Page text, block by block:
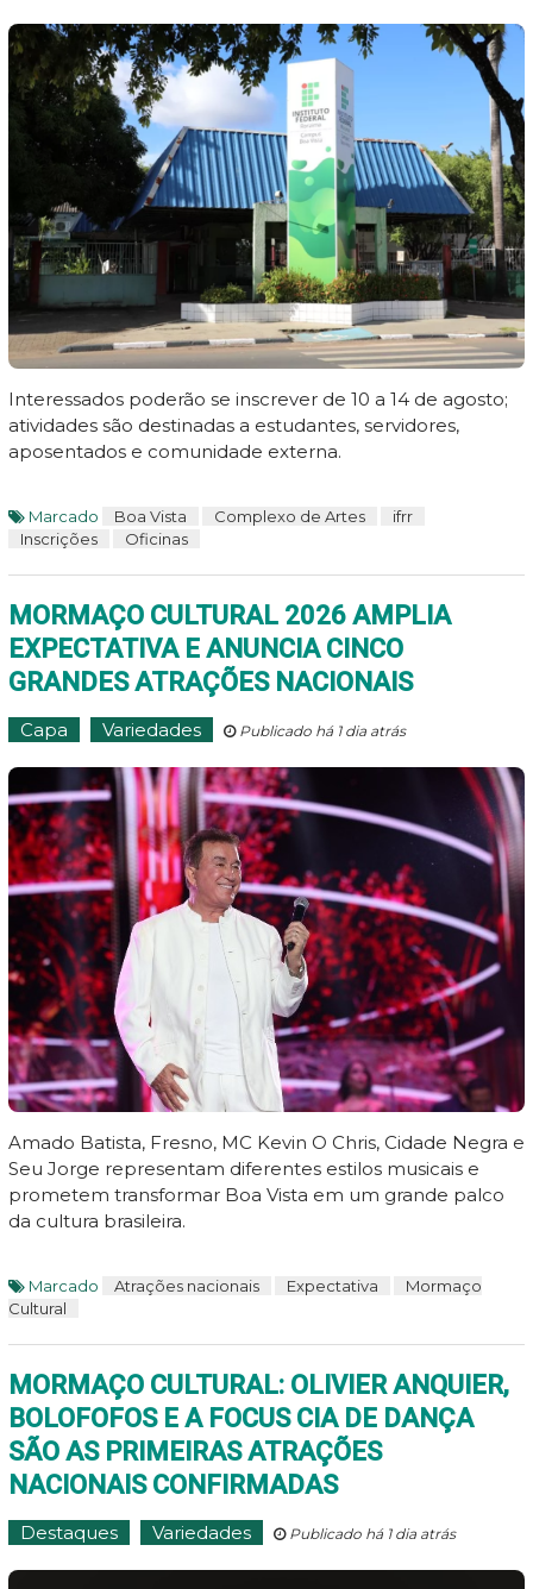
Interessados poderão se inscrever de 10 a 14 de agosto;
atividades são destinadas a estudantes, servidores,
aposentados e comunidade externa.
Marcado Boa Vista Complexo de Artes
ifrr
Inscrições
Oficinas
MORMAÇO CULTURAL 2026 AMPLIA
EXPECTATIVA E ANUNCIA CINCO
GRANDES ATRAÇÕES NACIONAIS
Capa Variedades Publicado há 1 dia atrás
Amado Batista, Fresno, MC Kevin O Chris, Cidade Negra e
Seu Jorge representam diferentes estilos musicais e
prometem transformar Boa Vista em um grande palco
da cultura brasileira.
Marcado Atrações nacionais Expectativa
Mormaço
Cultural
MORMAÇO CULTURAL: OLIVIER ANQUIER,
BOLOFOFOS E A FOCUS CIA DE DANÇA
SÃO AS PRIMEIRAS ATRAÇÕES
NACIONAIS CONFIRMADAS
Destaques Variedades Publicado há 1 dia atrás